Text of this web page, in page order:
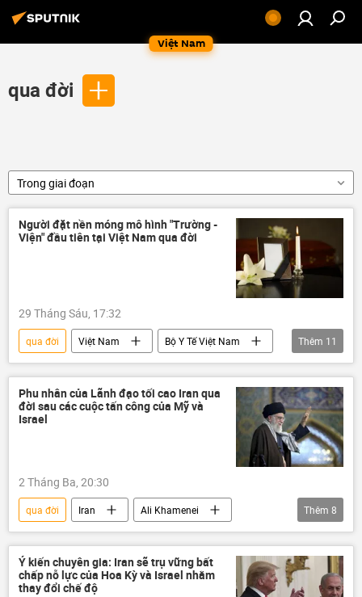
Việt Nam
qua đời
Trong giai đoạn
Người đặt nền móng mô hình "Trường -
Viện" đầu tiên tại Việt Nam qua đời
29 Tháng Sáu, 17:32
qua đời Việt Nam
Bộ Y Tế Việt Nam
bệnh
bệnh viện
sáng tạo
Khoa học
Nhà khoa học
công nghệ
Pháp
Anh
Thêm 11
Phu nhân của Lãnh đạo tối cao Iran qua
đời sau các cuộc tấn công của Mỹ và
Israel
2 Tháng Ba, 20:30
qua đời Iran
Ali Khamenei
xung đột quân sự
Israel
Leo thang căng thẳng giữa Israel và Iran
Hoa Kỳ
Xung đột Mỹ-Iran
Thế giới
Thêm 8
Ý kiến chuyên gia: Iran sẽ trụ vững bất
chấp nỗ lực của Hoa Kỳ và Israel nhằm
thay đổi chế độ